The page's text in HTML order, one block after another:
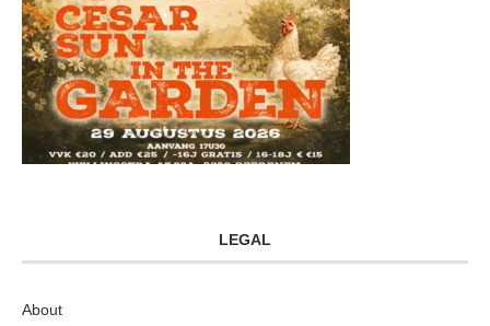
LEGAL
About